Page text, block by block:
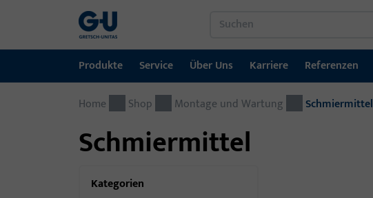
Produkte
Produkte
Fenstertechnik
Automatische Eingangsysteme
Service
Service
Downloadportal
Über Uns
Über Uns
GU-Gruppe weltweit
Karriere
Karriere
Jobportal
Referenzen
Referenzen
Kontakt
Home Shop Montage und Wartung Schmiermittel
Schmiermittel
Kategorien